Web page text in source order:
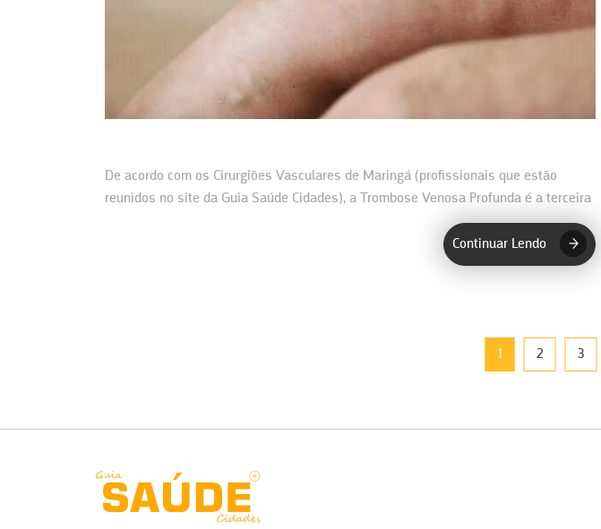
De acordo com os Cirurgiões Vasculares de Maringá (profissionais que estão
reunidos no site da Guia Saúde Cidades), a Trombose Venosa Profunda é a terceira
Continuar Lendo
1 2 3